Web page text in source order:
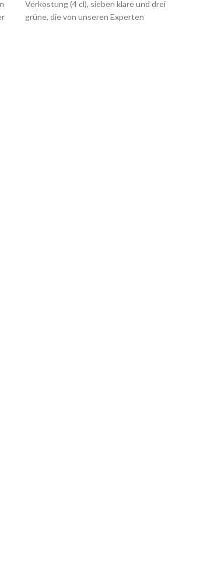
Verkostung (4 cl), sieben klare und drei
grüne, die von unseren Experten